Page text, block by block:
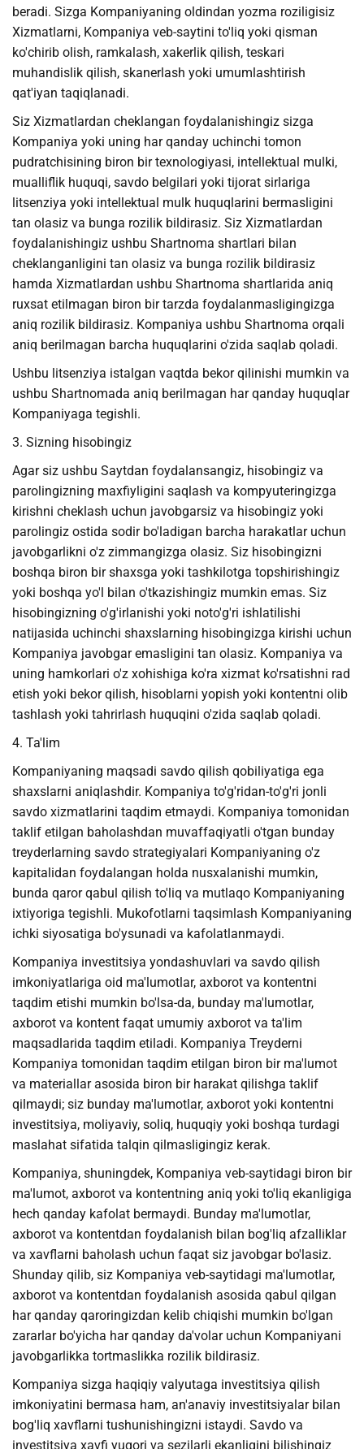
beradi. Sizga Kompaniyaning oldindan yozma roziligisiz
Xizmatlarni, Kompaniya veb-saytini to'liq yoki qisman
ko'chirib olish, ramkalash, xakerlik qilish, teskari
muhandislik qilish, skanerlash yoki umumlashtirish
qat'iyan taqiqlanadi.
Siz Xizmatlardan cheklangan foydalanishingiz sizga
Kompaniya yoki uning har qanday uchinchi tomon
pudratchisining biron bir texnologiyasi, intellektual mulki,
mualliflik huquqi, savdo belgilari yoki tijorat sirlariga
litsenziya yoki intellektual mulk huquqlarini bermasligini
tan olasiz va bunga rozilik bildirasiz. Siz Xizmatlardan
foydalanishingiz ushbu Shartnoma shartlari bilan
cheklanganligini tan olasiz va bunga rozilik bildirasiz
hamda Xizmatlardan ushbu Shartnoma shartlarida aniq
ruxsat etilmagan biron bir tarzda foydalanmasligingizga
aniq rozilik bildirasiz. Kompaniya ushbu Shartnoma orqali
aniq berilmagan barcha huquqlarini o'zida saqlab qoladi.
Ushbu litsenziya istalgan vaqtda bekor qilinishi mumkin va
ushbu Shartnomada aniq berilmagan har qanday huquqlar
Kompaniyaga tegishli.
3. Sizning hisobingiz
Agar siz ushbu Saytdan foydalansangiz, hisobingiz va
parolingizning maxfiyligini saqlash va kompyuteringizga
kirishni cheklash uchun javobgarsiz va hisobingiz yoki
parolingiz ostida sodir bo'ladigan barcha harakatlar uchun
javobgarlikni o'z zimmangizga olasiz. Siz hisobingizni
boshqa biron bir shaxsga yoki tashkilotga topshirishingiz
yoki boshqa yo'l bilan o'tkazishingiz mumkin emas. Siz
hisobingizning o'g'irlanishi yoki noto'g'ri ishlatilishi
natijasida uchinchi shaxslarning hisobingizga kirishi uchun
Kompaniya javobgar emasligini tan olasiz. Kompaniya va
uning hamkorlari o'z xohishiga ko'ra xizmat ko'rsatishni rad
etish yoki bekor qilish, hisoblarni yopish yoki kontentni olib
tashlash yoki tahrirlash huquqini o'zida saqlab qoladi.
4. Ta'lim
Kompaniyaning maqsadi savdo qilish qobiliyatiga ega
shaxslarni aniqlashdir. Kompaniya to'g'ridan-to'g'ri jonli
savdo xizmatlarini taqdim etmaydi. Kompaniya tomonidan
taklif etilgan baholashdan muvaffaqiyatli o'tgan bunday
treyderlarning savdo strategiyalari Kompaniyaning o'z
kapitalidan foydalangan holda nusxalanishi mumkin,
bunda qaror qabul qilish to'liq va mutlaqo Kompaniyaning
ixtiyoriga tegishli. Mukofotlarni taqsimlash Kompaniyaning
ichki siyosatiga bo'ysunadi va kafolatlanmaydi.
Kompaniya investitsiya yondashuvlari va savdo qilish
imkoniyatlariga oid ma'lumotlar, axborot va kontentni
taqdim etishi mumkin bo'lsa-da, bunday ma'lumotlar,
axborot va kontent faqat umumiy axborot va ta'lim
maqsadlarida taqdim etiladi. Kompaniya Treyderni
Kompaniya tomonidan taqdim etilgan biron bir ma'lumot
va materiallar asosida biron bir harakat qilishga taklif
qilmaydi; siz bunday ma'lumotlar, axborot yoki kontentni
investitsiya, moliyaviy, soliq, huquqiy yoki boshqa turdagi
maslahat sifatida talqin qilmasligingiz kerak.
Kompaniya, shuningdek, Kompaniya veb-saytidagi biron bir
ma'lumot, axborot va kontentning aniq yoki to'liq ekanligiga
hech qanday kafolat bermaydi. Bunday ma'lumotlar,
axborot va kontentdan foydalanish bilan bog'liq afzalliklar
va xavflarni baholash uchun faqat siz javobgar bo'lasiz.
Shunday qilib, siz Kompaniya veb-saytidagi ma'lumotlar,
axborot va kontentdan foydalanish asosida qabul qilgan
har qanday qaroringizdan kelib chiqishi mumkin bo'lgan
zararlar bo'yicha har qanday da'volar uchun Kompaniyani
javobgarlikka tortmaslikka rozilik bildirasiz.
Kompaniya sizga haqiqiy valyutaga investitsiya qilish
imkoniyatini bermasa ham, an'anaviy investitsiyalar bilan
bog'liq xavflarni tushunishingizni istaydi. Savdo va
investitsiya xavfi yuqori va sezilarli ekanligini bilishingiz